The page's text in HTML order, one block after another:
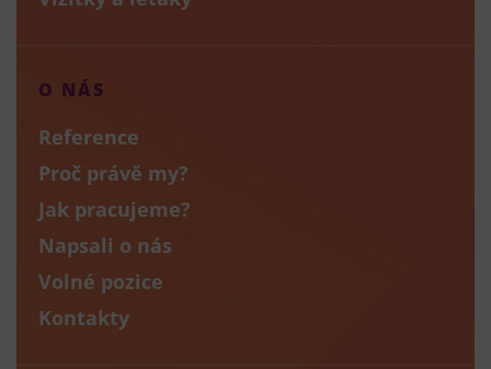
O NÁS
Reference
Proč právě my?
Jak pracujeme?
Napsali o nás
Volné pozice
Kontakty